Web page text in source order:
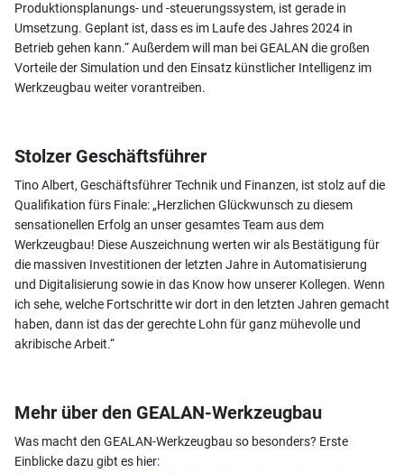
Produktionsplanungs- und -steuerungssystem, ist gerade in
Umsetzung. Geplant ist, dass es im Laufe des Jahres 2024 in
Betrieb gehen kann.“ Außerdem will man bei GEALAN die großen
Vorteile der Simulation und den Einsatz künstlicher Intelligenz im
Werkzeugbau weiter vorantreiben.
Stolzer Geschäftsführer
Tino Albert, Geschäftsführer Technik und Finanzen, ist stolz auf die
Qualifikation fürs Finale: „Herzlichen Glückwunsch zu diesem
sensationellen Erfolg an unser gesamtes Team aus dem
Werkzeugbau! Diese Auszeichnung werten wir als Bestätigung für
die massiven Investitionen der letzten Jahre in Automatisierung
und Digitalisierung sowie in das Know how unserer Kollegen. Wenn
ich sehe, welche Fortschritte wir dort in den letzten Jahren gemacht
haben, dann ist das der gerechte Lohn für ganz mühevolle und
akribische Arbeit.“
Mehr über den GEALAN-Werkzeugbau
Was macht den GEALAN-Werkzeugbau so besonders? Erste
Einblicke dazu gibt es hier: